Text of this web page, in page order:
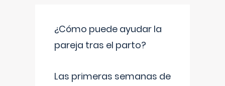
¿Cómo puede ayudar la
pareja tras el parto?
Las primeras semanas de